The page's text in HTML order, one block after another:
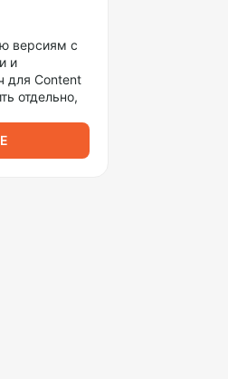
версиям с
и
для Content
отдельно,